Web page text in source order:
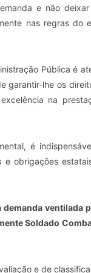
e não
nas regras do
Pública é
garantir-lhe os
na
é
obrigações
demanda ventilada
Soldado
e de